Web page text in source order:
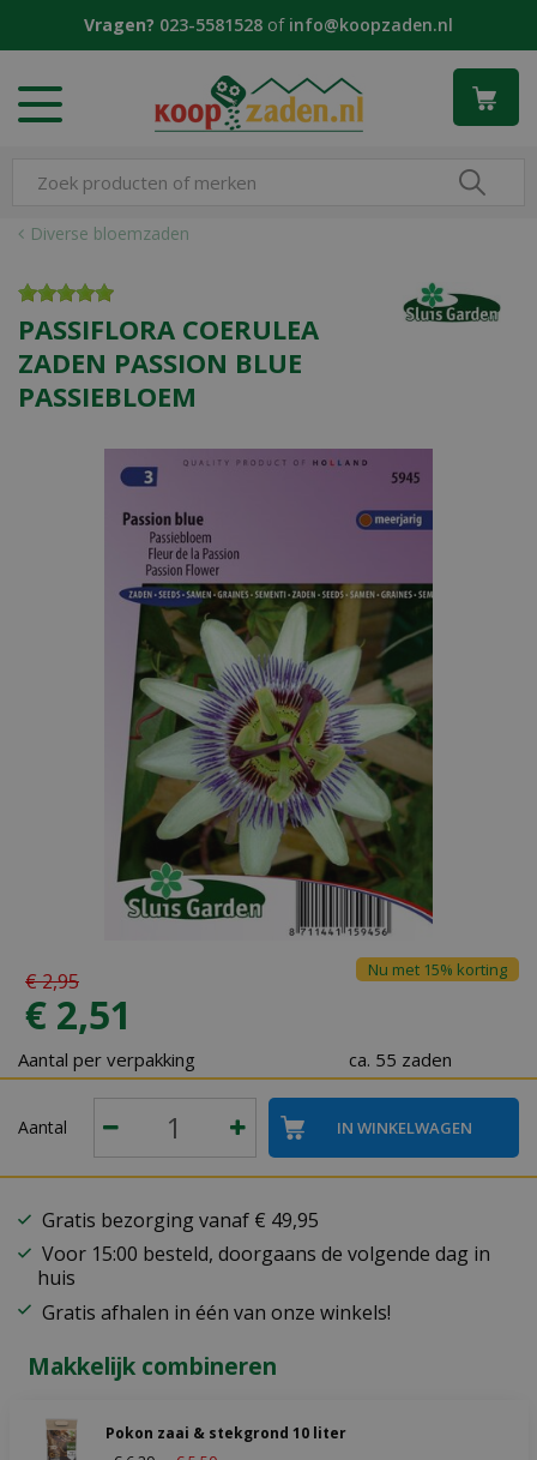
Diverse bloemzaden
Vragen? 023-5581528 of info@koopzaden.nl
PASSIFLORA COERULEA
ZADEN PASSION BLUE
PASSIEBLOEM
€2,95
€ 2,51
Nu met 15% korting
Aantal per verpakking ca. 55 zaden
Aantal
Gratis bezorging vanaf € 49,95
Voor 15:00 besteld, doorgaans de volgende dag in
huis
Gratis afhalen in één van onze winkels!
Makkelijk combineren
Pokon zaai & stekgrond 10 liter